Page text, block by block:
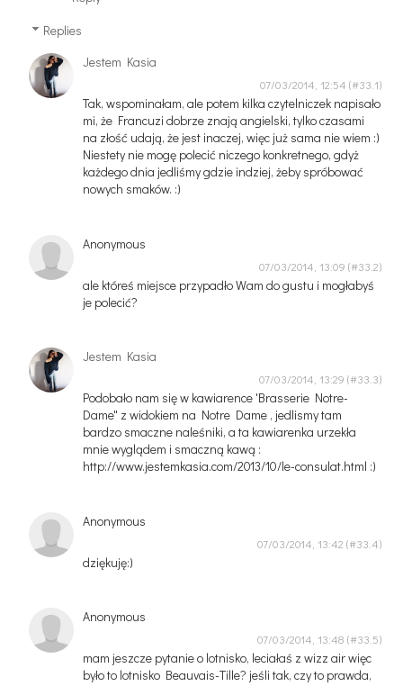
Replies
Jestem Kasia
07/03/2014, 12:54
Tak, wspominałam, ale potem kilka czytelniczek napisało
mi, że Francuzi dobrze znają angielski, tylko czasami
na złość udają, że jest inaczej, więc już sama nie wiem :)
Niestety nie mogę polecić niczego konkretnego, gdyż
każdego dnia jedliśmy gdzie indziej, żeby spróbować
nowych smaków. :)
Anonymous
07/03/2014, 13:09
ale któreś miejsce przypadło Wam do gustu i mogłabyś
je polecić?
Jestem Kasia
07/03/2014, 13:29
Podobało nam się w kawiarence 'Brasserie Notre-
Dame" z widokiem na Notre Dame , jedlismy tam
bardzo smaczne naleśniki, a ta kawiarenka urzekła
mnie wyglądem i smaczną kawą :
http://www.jestemkasia.com/2013/10/le-consulat.html :)
Anonymous
07/03/2014, 13:42
dziękuję:)
Anonymous
07/03/2014, 13:48
mam jeszcze pytanie o lotnisko, leciałaś z wizz air więc
było to lotnisko Beauvais-Tille? jeśli tak, czy to prawda,